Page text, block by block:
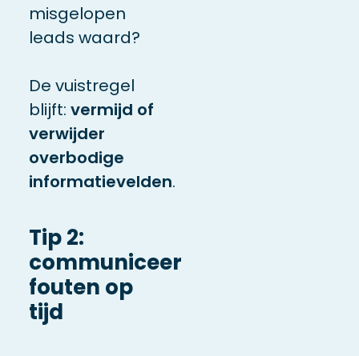
misgelopen
leads waard?
De vuistregel
blijft: vermijd of
verwijder
overbodige
informatievelden.
Tip 2:
communiceer
fouten op
tijd